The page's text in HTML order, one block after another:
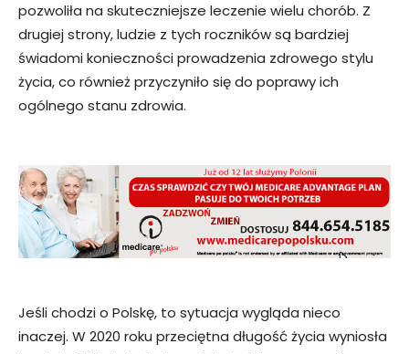
pozwoliła na skuteczniejsze leczenie wielu chorób. Z
drugiej strony, ludzie z tych roczników są bardziej
świadomi konieczności prowadzenia zdrowego stylu
życia, co również przyczyniło się do poprawy ich
ogólnego stanu zdrowia.
Jeśli chodzi o Polskę, to sytuacja wygląda nieco
inaczej. W 2020 roku przeciętna długość życia wyniosła